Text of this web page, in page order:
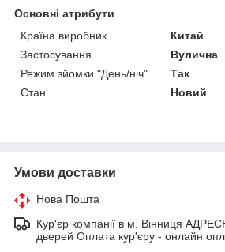
Основні атрибути
Країна виробник
Китай
Застосування
Вулична
Режим зйомки "День/ніч"
Так
Стан
Новий
Умови доставки
Нова Пошта
Кур'єр компанії в м. Вінниця
дверей Оплата кур'єру - онлайн